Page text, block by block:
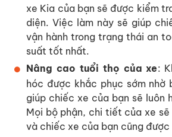
xe Kia của bạn sẽ được kiểm
diện. Việc làm này sẽ giúp
vận hành trong trạng thái an
suất tốt nhất.
Nâng cao tuổi thọ của xe:
hóc được khắc phục sớm nhờ
giúp chiếc xe của bạn sẽ luôn
Mọi bộ phận, chi tiết của xe
và chiếc xe của bạn cũng